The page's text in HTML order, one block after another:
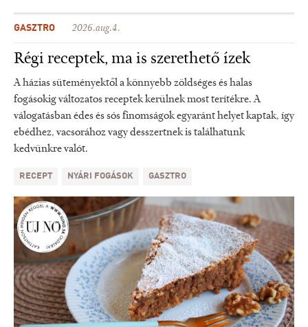
GASZTRO 2026.aug.4.
Régi receptek, ma is szerethető ízek
A házias süteményektől a könnyebb zöldséges és halas
fogásokig változatos receptek kerülnek most terítékre. A
válogatásban édes és sós finomságok egyaránt helyet kaptak, így
ebédhez, vacsorához vagy desszertnek is találhatunk
kedvünkre valót.
RECEPT NYÁRI FOGÁSOK GASZTRO